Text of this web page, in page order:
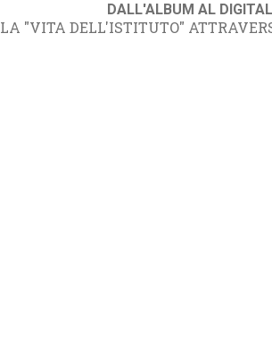
DALL'ALBUM AL
LA "VITA DELL'ISTITUTO"